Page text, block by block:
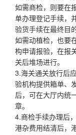
如需商检，则要在
单办理登记手续，
验货手续在最终目
如需动植检，也要
构申请报验，在报
关后堆场进行。
3.海关通关放行后
验机构提供箱单、
后，可在大厅内统
章。
4.商检手续办理后
港杂费用结清后，